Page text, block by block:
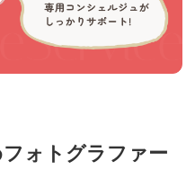
ォトグラファー